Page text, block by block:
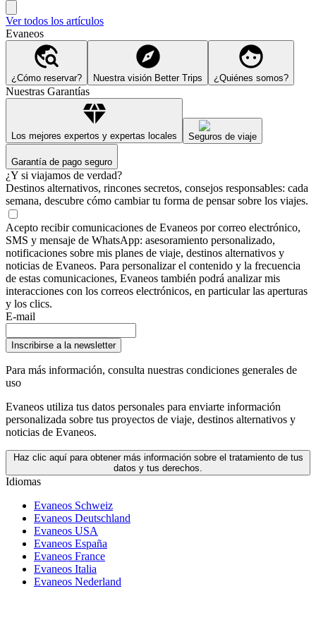
Ver todos los artículos
Evaneos
¿Cómo reservar? Nuestra visión Better Trips ¿Quiénes somos?
Nuestras Garantías
Los mejores expertos y expertas locales Seguros de viaje
Garantía de pago seguro
¿Y si viajamos de verdad?
Destinos alternativos, rincones secretos, consejos responsables: cada
semana, descubre cómo cambiar tu forma de pensar sobre los viajes.
Acepto recibir comunicaciones de Evaneos por correo electrónico,
SMS y mensaje de WhatsApp: asesoramiento personalizado,
notificaciones sobre mis planes de viaje, destinos alternativos y
noticias de Evaneos. Para personalizar el contenido y la frecuencia
de estas comunicaciones, Evaneos también podrá analizar mis
interacciones con los correos electrónicos, en particular las aperturas
y los clics.
E-mail
Inscribirse a la newsletter
Para más información, consulta nuestras condiciones generales de
uso
Evaneos utiliza tus datos personales para enviarte información
personalizada sobre tus proyectos de viaje, destinos alternativos y
noticias de Evaneos.
Haz clic aquí para obtener más información sobre el tratamiento de tus
datos y tus derechos.
Idiomas
Evaneos Schweiz
Evaneos Deutschland
Evaneos USA
Evaneos España
Evaneos France
Evaneos Italia
Evaneos Nederland